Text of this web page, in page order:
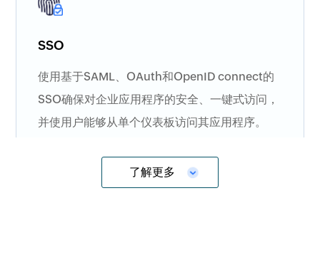
SSO
使用基于SAML、OAuth和OpenID connect的
SSO确保对企业应用程序的安全、一键式访问，
并使用户能够从单个仪表板访问其应用程序。
了解更多